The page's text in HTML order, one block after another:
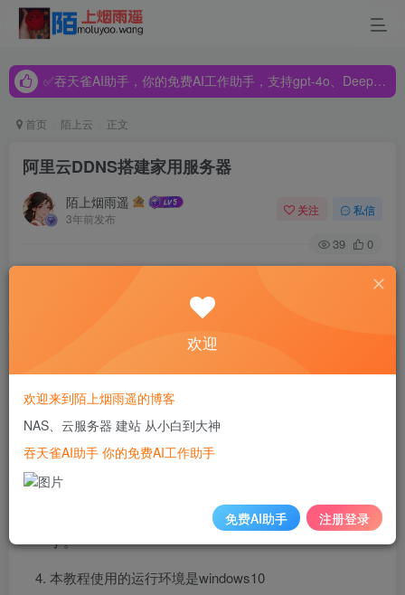
✅吞天雀AI助手，你的免费AI工作助手，支持gpt-4o、DeepSeek、Claude🔥🔥🔥🔥
✅吞天雀AI助手，你的免费AI工作助手，支持gpt-4o、DeepSeek、Claude🔥🔥🔥🔥
首页 陌上云 正文
阿里云DDNS搭建家用服务器
陌上烟雨遥
3年前发布
关注 私信
39 0
名。
家用宽带需要找运营商调整为动态公网IP： 这样，通过
公网域名就可以访问到家里的服务器了。
原理是通过调用阿里云的云解析 DNS对应的SDK，当家
里的公网IP发生变动的时候， 就可以进行动态dns解析
了。
本教程使用的运行环境是windows10
欢迎
欢迎来到陌上烟雨遥的博客
NAS、云服务器 建站 从小白到大神
吞天雀AI助手 你的免费AI工作助手
免费AI助手 注册登录